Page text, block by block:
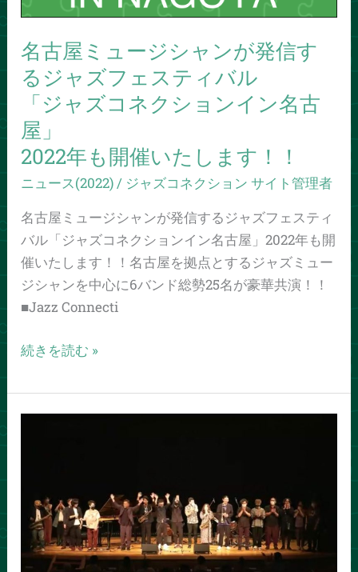
名古屋ミュージシャンが発信す
るジャズフェスティバル
「ジャズコネクションイン名古
屋」
2022年も開催いたします！！
ニュース(2022)/ ジャズコネクション サイト管理者
名古屋ミュージシャンが発信するジャズフェスティ
バル「ジャズコネクションイン名古屋」2022年も開
催いたします！！名古屋を拠点とするジャズミュー
ジシャンを中心に6バンド総勢25名が豪華共演！！
■Jazz Connecti
ジ
ャ
ズ
ェ
ス
テ
バ
ル
「ジ
ャ
ズ
ネ
名
古
屋」
続きを読む »
2021
終
了